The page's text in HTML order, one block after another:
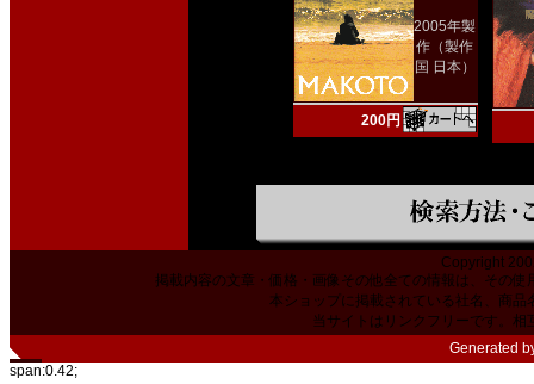
2005年製
作（製作
国 日本）
200円
Copyright
掲載内容の文章・価格・画像その他全ての情報は、その
本ショップに掲載されている社名、商
当サイトはリンクフリーです。相
Generated
span:0.42;